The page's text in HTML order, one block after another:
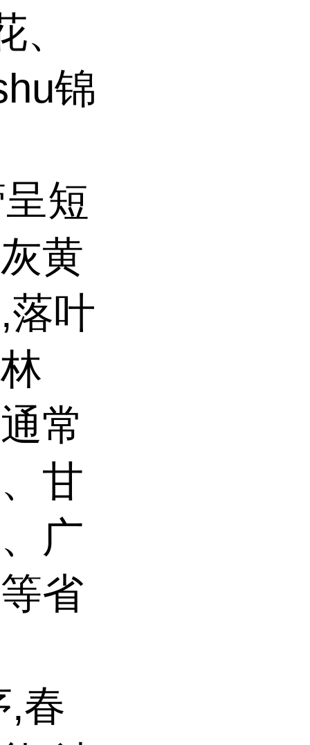
锦
短
黄
落叶
常
甘
广
省
,春